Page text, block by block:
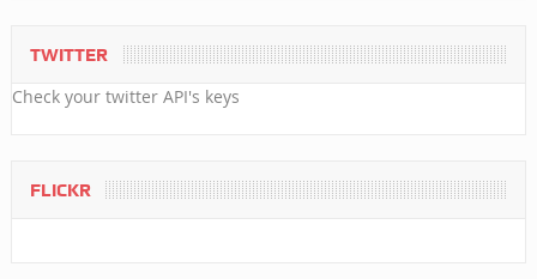
TWITTER
Check your twitter API's keys
FLICKR